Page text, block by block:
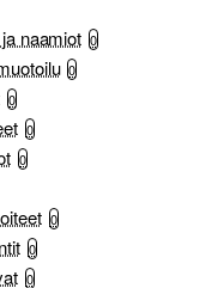
naamiot 0
0
0
0
0
0
0
0